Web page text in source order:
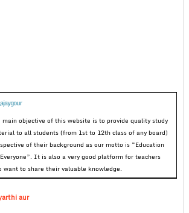
main objective of this website is to provide quality study
to all students (from 1st to 12th class of any board)
of their background as our motto is “Education
It is also a very good platform for teachers
want to share their valuable knowledge.
aur